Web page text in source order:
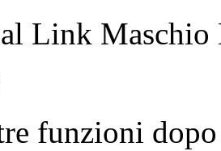
Link Maschio
funzioni